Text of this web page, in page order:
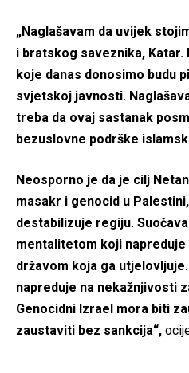
„Naglašavam da uvijek
i bratskog saveznika, Katar.
koje danas donosimo budu
svjetskoj javnosti.
treba da ovaj sastanak
bezuslovne podrške
Neosporno je da je cilj
masakr i genocid u
destabilizuje regiju.
mentalitetom koji
državom koja ga
napreduje na nekažnjivosti
Genocidni Izrael mora biti
zaustaviti bez sankcija“,